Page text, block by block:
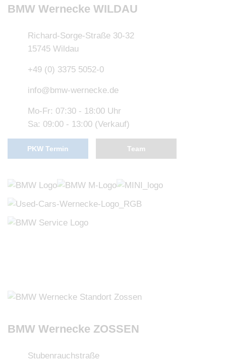
BMW Wernecke WILDAU
Richard-Sorge-Straße 30-32
15745 Wildau
+49 (0) 3375 5052-0
info@bmw-wernecke.de
Mo-Fr: 07:30 - 18:00 Uhr
Sa: 09:00 - 13:00 (Verkauf)
PKW Termin Team
BMW Wernecke ZOSSEN
Stubenrauchstraße